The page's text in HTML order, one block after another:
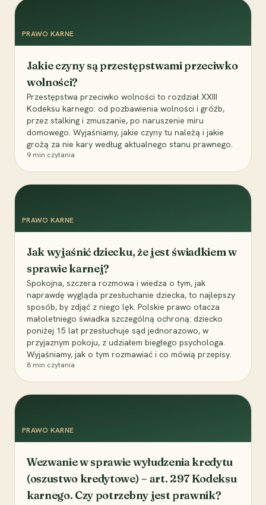
PRAWO KARNE
Jakie czyny są przestępstwami przeciwko
wolności?
Przestępstwa przeciwko wolności to rozdział XXIII
Kodeksu karnego: od pozbawienia wolności i gróźb,
przez stalking i zmuszanie, po naruszenie miru
domowego. Wyjaśniamy, jakie czyny tu należą i jakie
grożą za nie kary według aktualnego stanu prawnego.
9 min czytania
PRAWO KARNE
Jak wyjaśnić dziecku, że jest świadkiem w
sprawie karnej?
Spokojna, szczera rozmowa i wiedza o tym, jak
naprawdę wygląda przesłuchanie dziecka, to najlepszy
sposób, by zdjąć z niego lęk. Polskie prawo otacza
małoletniego świadka szczególną ochroną: dziecko
poniżej 15 lat przesłuchuje sąd jednorazowo, w
przyjaznym pokoju, z udziałem biegłego psychologa.
Wyjaśniamy, jak o tym rozmawiać i co mówią przepisy.
8 min czytania
PRAWO KARNE
Wezwanie w sprawie wyłudzenia kredytu
(oszustwo kredytowe) – art. 297 Kodeksu
karnego. Czy potrzebny jest prawnik?